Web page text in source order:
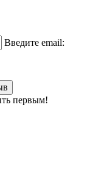
Введите email:
первым!